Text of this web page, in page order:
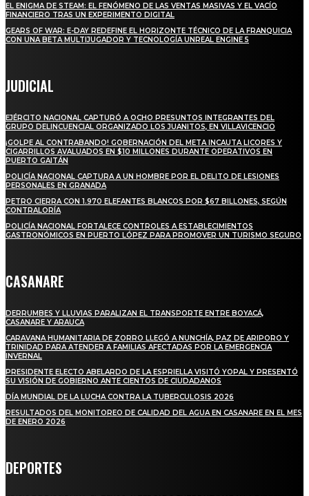
EL ENIGMA DE STEAM: EL FENÓMENO DE LAS VENTAS MASIVAS Y EL VACÍO
FINANCIERO TRAS UN EXPERIMENTO DIGITAL
GEARS OF WAR: E-DAY REDEFINE EL HORIZONTE TÉCNICO DE LA FRANQUICIA
CON UNA BETA MULTIJUGADOR Y TECNOLOGÍA UNREAL ENGINE 5
JUDICIAL
EJÉRCITO NACIONAL CAPTURÓ A OCHO PRESUNTOS INTEGRANTES DEL
GRUPO DELINCUENCIAL ORGANIZADO LOS JUANITOS, EN VILLAVICENCIO
¡GOLPE AL CONTRABANDO! GOBERNACIÓN DEL META INCAUTA LICORES Y
CIGARRILLOS AVALUADOS EN $10 MILLONES DURANTE OPERATIVOS EN
PUERTO GAITÁN
POLICÍA NACIONAL CAPTURA A UN HOMBRE POR EL DELITO DE LESIONES
PERSONALES EN GRANADA
PETRO CIERRA CON 1.970 ELEFANTES BLANCOS POR $67 BILLONES, SEGÚN
CONTRALORÍA
POLICÍA NACIONAL FORTALECE CONTROLES A ESTABLECIMIENTOS
GASTRONÓMICOS EN PUERTO LÓPEZ PARA PROMOVER UN TURISMO SEGURO
CASANARE
DERRUMBES Y LLUVIAS PARALIZAN EL TRANSPORTE ENTRE BOYACÁ,
CASANARE Y ARAUCA
CARAVANA HUMANITARIA DE ZORRO LLEGÓ A NUNCHÍA, PAZ DE ARIPORO Y
TRINIDAD PARA ATENDER A FAMILIAS AFECTADAS POR LA EMERGENCIA
INVERNAL
PRESIDENTE ELECTO ABELARDO DE LA ESPRIELLA VISITÓ YOPAL Y PRESENTÓ
SU VISIÓN DE GOBIERNO ANTE CIENTOS DE CIUDADANOS
DÍA MUNDIAL DE LA LUCHA CONTRA LA TUBERCULOSIS 2026
RESULTADOS DEL MONITOREO DE CALIDAD DEL AGUA EN CASANARE EN EL MES
DE ENERO 2026
DEPORTES